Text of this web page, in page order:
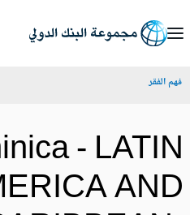
الفقر
-